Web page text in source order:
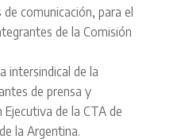
comunicación, para el
de la Comisión
intersindical de la
de prensa y
de la CTA de
la Argentina.